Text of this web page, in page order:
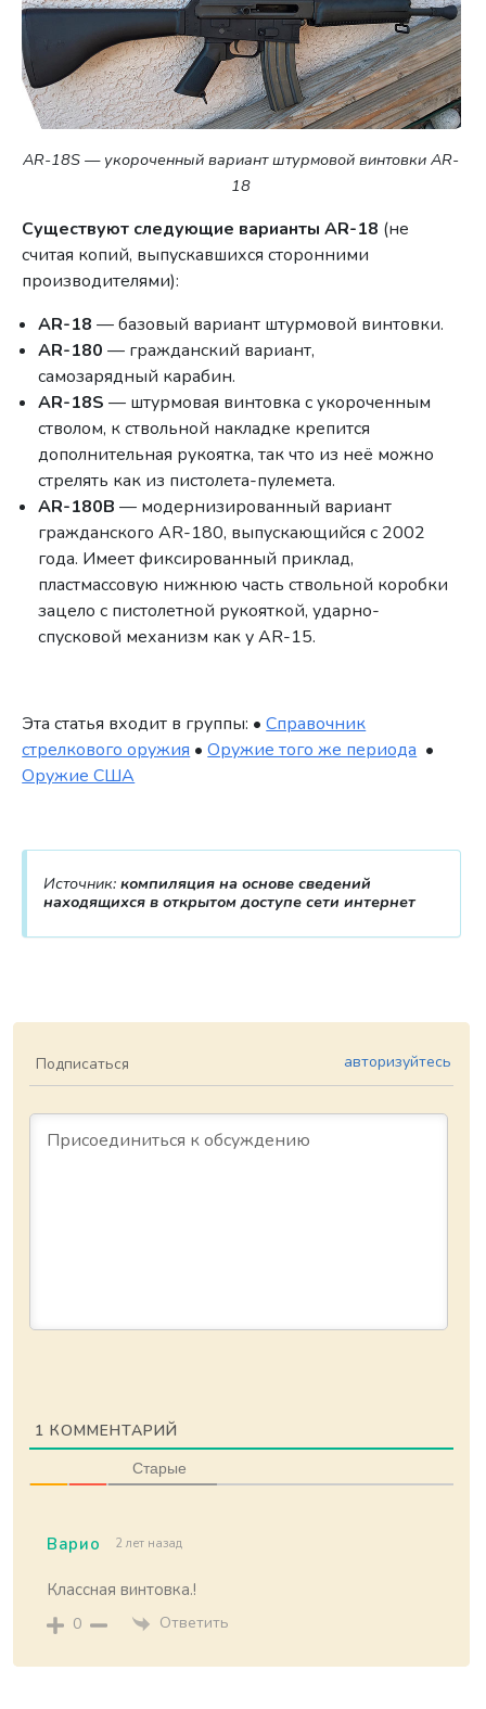
AR-18S — укороченный вариант штурмовой винтовки AR-
18
Существуют следующие варианты AR-18 (не
считая копий, выпускавшихся сторонними
производителями):
AR-18 — базовый вариант штурмовой винтовки.
AR-180 — гражданский вариант,
самозарядный карабин.
AR-18S— штурмовая винтовка с укороченным
стволом, к ствольной накладке крепится
дополнительная рукоятка, так что из неё можно
стрелять как из пистолета-пулемета.
AR-180B — модернизированный вариант
гражданского AR-180, выпускающийся с 2002
года. Имеет фиксированный приклад,
пластмассовую нижнюю часть ствольной коробки
зацело с пистолетной рукояткой, ударно-
спусковой механизм как у AR-15.
Эта статья входит в группы: •Справочник
стрелкового оружия •Оружие того же периода •
Оружие США
Источник: компиляция на основе сведений
находящихся в открытом доступе сети интернет
Подписаться авторизуйтесь
1 КОММЕНТАРИЙ
Старые
Варио 2 лет назад
Классная винтовка.!
0 Ответить